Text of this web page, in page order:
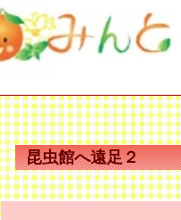
昆虫館へ遠足２